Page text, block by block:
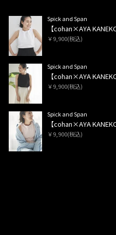
Spick and Span
【cohan×AYA
￥9,900(税込)
Spick and Span
【cohan×AYA
￥9,900(税込)
Spick and Span
【cohan×AYA
￥9,900(税込)